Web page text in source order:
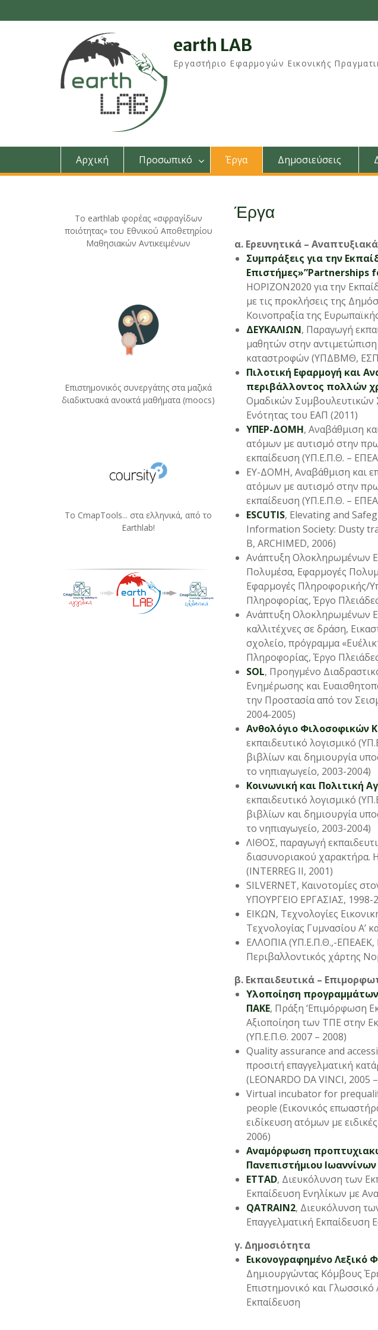
to
earth LAB
Εργαστήριο Εφαρμογών Εικονικής
Αρχική Προσωπικό Έργα Δημοσιεύσεις
Έργα
α. Ερευνητικά – Αναπτυξιακά
Συμπράξεις για την
Επιστήμες»”Partnerships
ΗΟΡΙΖΟΝ2020 για την
με τις προκλήσεις της
Κοινοπραξία της
ΔΕΥΚΑΛΙΩΝ, Παραγωγή
μαθητών στην
καταστροφών (ΥΠΔΒΜΘ,
Πιλοτική Εφαρμογή και
περιβάλλοντος πολλών
Ομαδικών Συμβουλευτικών
Ενότητας του ΕΑΠ (2011)
ΥΠΕΡ-ΔΟΜΗ, Αναβάθμιση
ατόμων με αυτισμό στην
εκπαίδευση (ΥΠ.Ε.Π.Θ. –
ΕΥ-ΔΟΜΗ, Αναβάθμιση και
ατόμων με αυτισμό στην
εκπαίδευση (ΥΠ.Ε.Π.Θ. –
ESCUTIS, Elevating and
Information Society: Dusty
B, ARCHIMED, 2006)
Ανάπτυξη Ολοκληρωμένων
Πολυμέσα, Εφαρμογές
Εφαρμογές Πληροφορικής/
Πληροφορίας, Έργο
Ανάπτυξη Ολοκληρωμένων
καλλιτέχνες σε δράση,
σχολείο, πρόγραμμα
Πληροφορίας, Έργο
SOL, Προηγμένο
Ενημέρωσης και
την Προστασία από τον
2004-2005)
Ανθολόγιο Φιλοσοφικών
εκπαιδευτικό λογισμικό
βιβλίων και δημιουργία
το νηπιαγωγείο, 2003-2004)
Κοινωνική και Πολιτική
εκπαιδευτικό λογισμικό
βιβλίων και δημιουργία
το νηπιαγωγείο, 2003-2004)
ΛΙΘΟΣ, παραγωγή
διασυνοριακού χαρακτήρα.
(INTERREG II, 2001)
SILVERNET, Καινοτομίες
ΥΠΟΥΡΓΕΙΟ ΕΡΓΑΣΙΑΣ, 1998-
ΕΙΚΩΝ, Τεχνολογίες
Τεχνολογίας Γυμνασίου Α’
ΕΛΛΟΠΙΑ (ΥΠ.Ε.Π.Θ.,-ΕΠΕΑΕΚ,
Περιβαλλοντικός χάρτης
β. Εκπαιδευτικά –
Υλοποίηση
ΠΑΚΕ, Πράξη ‘Επιμόρφωση
Αξιοποίηση των ΤΠΕ στην
(ΥΠ.Ε.Π.Θ. 2007 – 2008)
Quality assurance and
προσιτή επαγγελματική
(LEONARDO DA VINCI, 2005
Virtual incubator for
people (Εικονικός
ειδίκευση ατόμων με
2006)
Αναμόρφωση
Πανεπιστήμιου Ιωαννίνων
ETTAD, Διευκόλυνση των
Εκπαίδευση Ενηλίκων με
QATRAIN2, Διευκόλυνση
Επαγγελματική
γ. Δημοσιότητα
Εικονογραφημένο Λεξικό
Δημιουργώντας Κόμβους
Επιστημονικό και
Εκπαίδευση
Το earthlab φορέας «σφραγίδων
ποιότητας» του Εθνικού Αποθετηρίου
Μαθησιακών Αντικειμένων
Επιστημονικός συνεργάτης στα μαζικά
διαδικτυακά ανοικτά μαθήματα (moocs)
Το CmapTools... στα ελληνικά, από το
Earthlab!